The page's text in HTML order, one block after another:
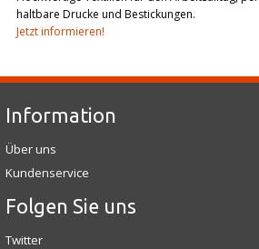
haltbare Drucke und Bestickungen.
Jetzt informieren!
Information
Über uns
Kundenservice
Folgen Sie uns
Twitter